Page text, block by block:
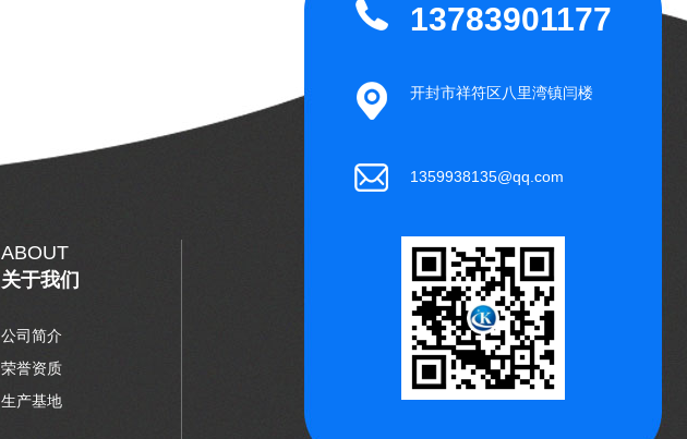
ABOUT
关于我们
公司简介
荣誉资质
生产基地
13783901177
开封市祥符区八里湾镇闫楼
1359938135@qq.com